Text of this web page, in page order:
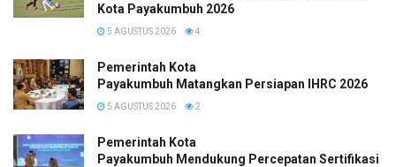
Kota Payakumbuh 2026
5 AGUSTUS 2026 4
Pemerintah Kota
Payakumbuh Matangkan Persiapan IHRC 2026
5 AGUSTUS 2026 2
Pemerintah Kota
Payakumbuh Mendukung Percepatan Sertifikasi